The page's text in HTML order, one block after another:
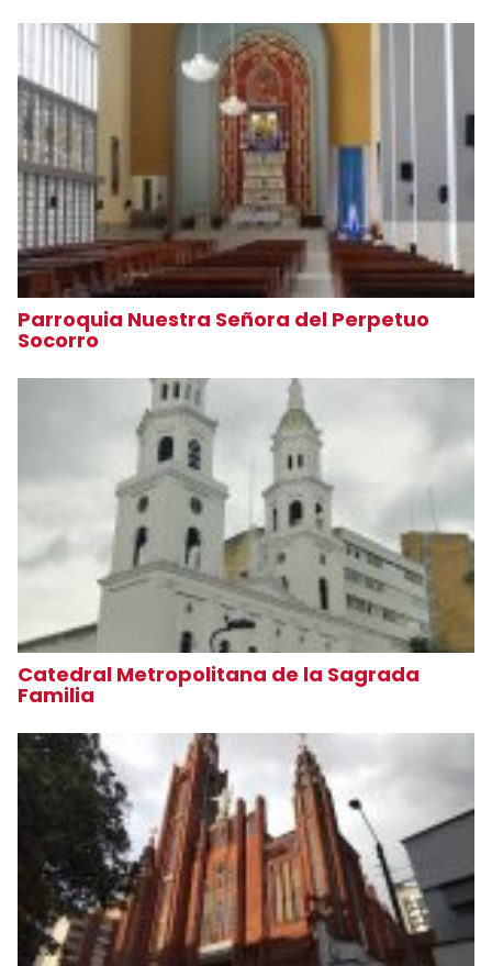
Parroquia Nuestra Señora del Perpetuo
Socorro
Catedral Metropolitana de la Sagrada
Familia